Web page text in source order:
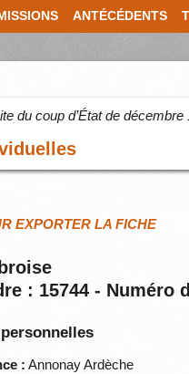
ANTÉCÉDENTS
du coup d’État de décembre
EXPORTER LA FICHE
: 15744 - Numéro
: Annonay Ardèche